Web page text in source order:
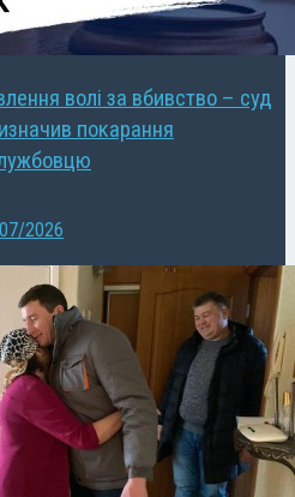
волі за вбивство – суд
покарання
2026